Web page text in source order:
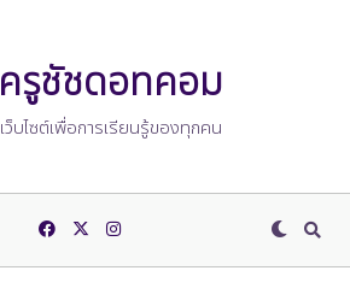
ครูชัชดอทคอม
เว็บไซต์เพื่อการเรียนรู้ของทุกคน